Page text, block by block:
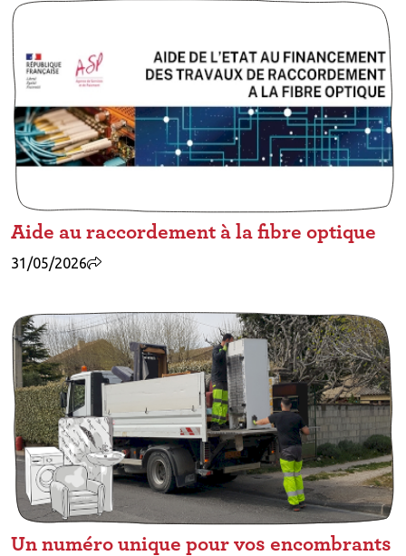
Aide au raccordement à la fibre optique
31/05/2026
Un numéro unique pour vos encombrants